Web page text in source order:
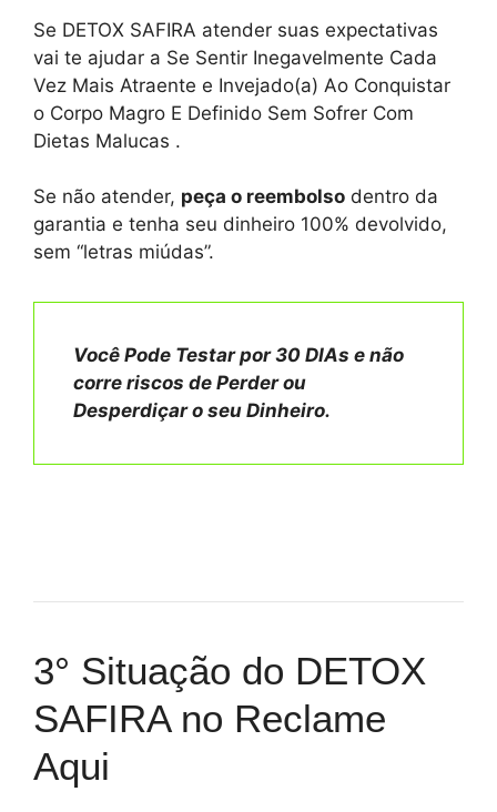
Se DETOX SAFIRA atender suas expectativas
vai te ajudar a Se Sentir Inegavelmente Cada
Vez Mais Atraente e Invejado(a) Ao Conquistar
o Corpo Magro E Definido Sem Sofrer Com
Dietas Malucas .
Se não atender, peça o reembolso dentro da
garantia e tenha seu dinheiro 100% devolvido,
sem “letras miúdas”.
Você Pode Testar por 30 DIAs e não
corre riscos de Perder ou
Desperdiçar o seu Dinheiro.
3° Situação do DETOX
SAFIRA no Reclame
Aqui